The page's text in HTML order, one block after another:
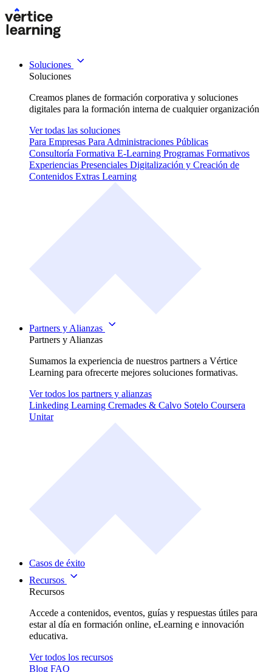
Soluciones
Soluciones
Creamos planes de formación corporativa y soluciones
digitales para la formación interna de cualquier organización
Ver todas las soluciones
Para Empresas Para Administraciones Públicas
Consultoría Formativa E-Learning Programas Formativos
Experiencias Presenciales Digitalización y Creación de
Contenidos Extras Learning
Partners y Alianzas
Partners y Alianzas
Sumamos la experiencia de nuestros partners a Vértice
Learning para ofrecerte mejores soluciones formativas.
Ver todos los partners y alianzas
Linkeding Learning Cremades & Calvo Sotelo Coursera
Unitar
Casos de éxito
Recursos
Recursos
Accede a contenidos, eventos, guías y respuestas útiles para
estar al día en formación online, eLearning e innovación
educativa.
Ver todos los recursos
Blog FAQ